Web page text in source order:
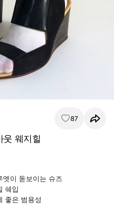
87
웃 웨지힐
엣이 돋보이는 슈즈
쉐입
좋은 범용성